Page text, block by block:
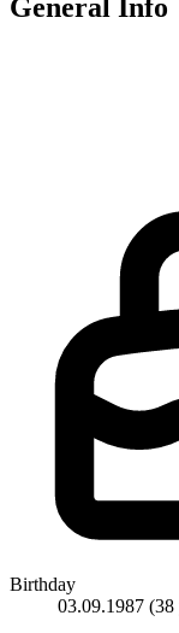
General Info
Birthday
03.09.1987 (38